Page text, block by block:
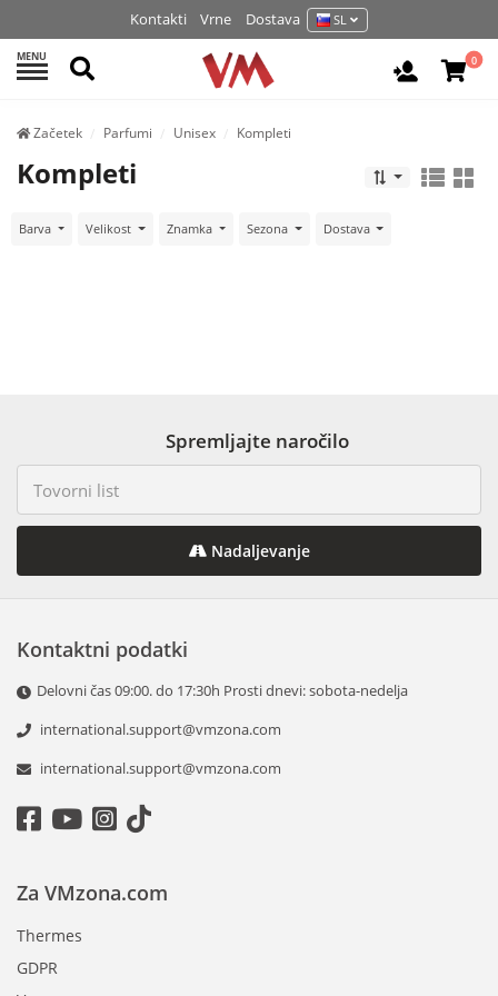
Kontakti Vrne Dostava SL
MENU Išči Prijava /
0
Začetek Parfumi Unisex Kompleti
Kompleti
Barva Velikost Znamka Sezona Dostava
Spremljajte naročilo
Nadaljevanje
Kontaktni podatki
Delovni čas 09:00. do 17:30h Prosti dnevi: sobota-nedelja
international.support@vmzona.com
international.support@vmzona.com
Za VMzona.com
Thermes
GDPR